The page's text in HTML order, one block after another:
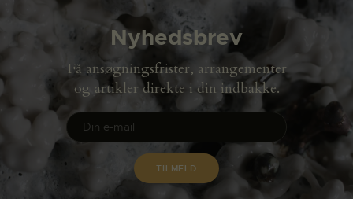
Nyhedsbrev
Få ansøgningsfrister, arrangementer
og artikler direkte i din indbakke.